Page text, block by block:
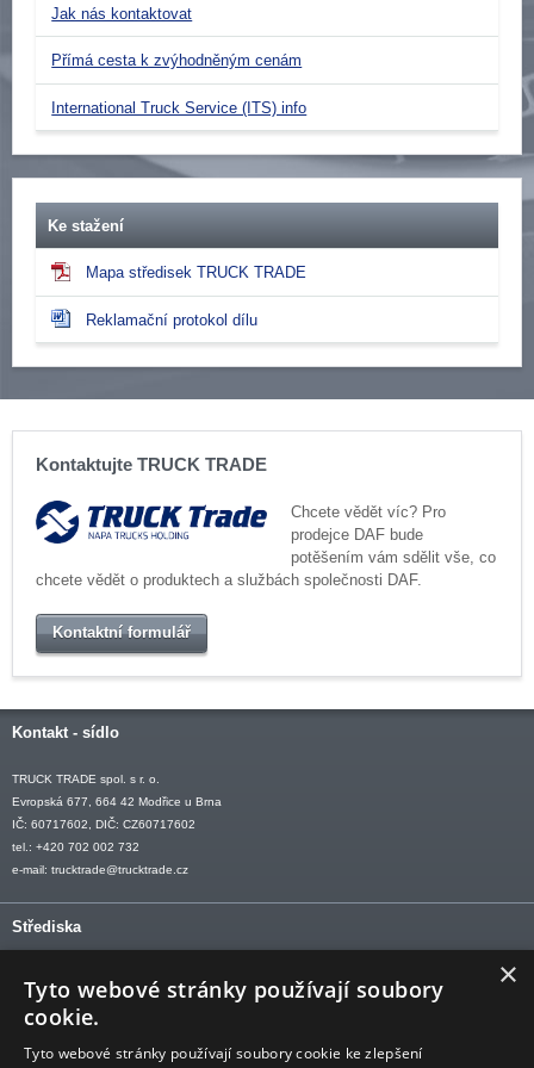
Jak nás kontaktovat
Přímá cesta k zvýhodněným cenám
International Truck Service (ITS) info
Ke stažení
Mapa středisek TRUCK TRADE
Reklamační protokol dílu
Kontaktujte TRUCK TRADE
Chcete vědět víc? Pro
prodejce DAF bude
potěšením vám sdělit vše, co
chcete vědět o produktech a službách společnosti DAF.
Kontaktní formulář
Kontakt - sídlo
TRUCK TRADE spol. s r. o.
Evropská 677, 664 42 Modřice u Brna
IČ: 60717602, DIČ: CZ60717602
tel.: +420 702 002 732
e-mail: trucktrade@trucktrade.cz
Střediska
OSTRAVA tel: +420 602 547 882
OTROKOVICE tel: +420 577 110 921-2
×
Tyto webové stránky používají soubory
cookie.
Tyto webové stránky používají soubory cookie ke zlepšení